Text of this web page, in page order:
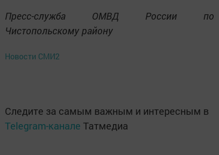
Пресс-служба ОМВД России по
Чистопольскому району
Новости СМИ2
Следите за самым важным и интересным в
Telegram-канале Татмедиа